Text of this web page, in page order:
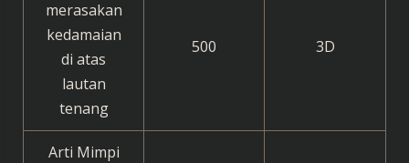
merasakan
kedamaian
di atas
lautan
tenang
500 3D
Arti Mimpi